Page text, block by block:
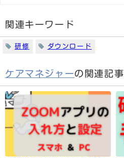
関連キーワード
研修 ダウンロード
ケアマネジャーの関連記事